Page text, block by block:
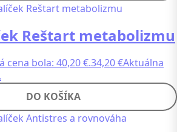
Reštart metabolizmu
cena bola: 40,20 €.34,20€Aktuálna
DO KOŠÍKA